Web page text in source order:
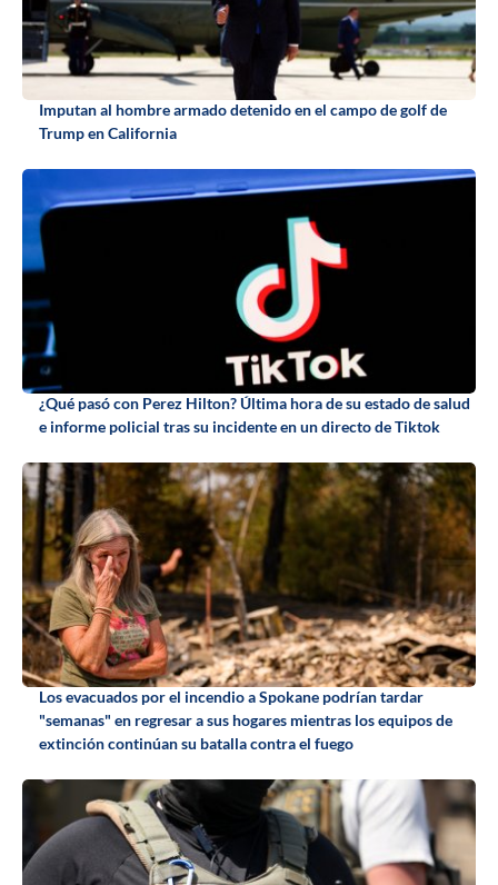
Imputan al hombre armado detenido en el campo de golf de
Trump en California
¿Qué pasó con Perez Hilton? Última hora de su estado de salud
e informe policial tras su incidente en un directo de Tiktok
Los evacuados por el incendio a Spokane podrían tardar
"semanas" en regresar a sus hogares mientras los equipos de
extinción continúan su batalla contra el fuego